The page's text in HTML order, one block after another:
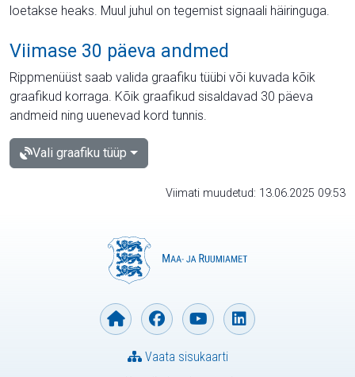
loetakse heaks. Muul juhul on tegemist signaali häiringuga.
Viimase 30 päeva andmed
Rippmenüüst saab valida graafiku tüübi või kuvada kõik
graafikud korraga. Kõik graafikud sisaldavad 30 päeva
andmeid ning uuenevad kord tunnis.
Vali graafiku tüüp
Viimati muudetud: 13.06.2025 09:53
Vaata sisukaarti